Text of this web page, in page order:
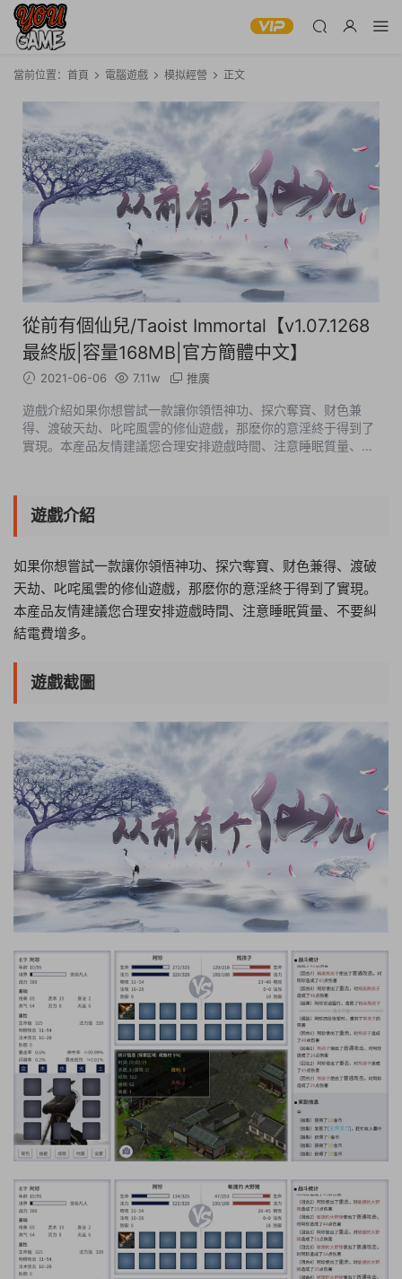
當前位置： 首頁 電腦遊戲 模拟經營 正文
從前有個仙兒/Taoist Immortal【v1.07.1268
最終版|容量168MB|官方簡體中文】
2021-06-06 7.11w 推廣
遊戲介紹如果你想嘗試一款讓你領悟神功、探穴奪寶、财色兼
得、渡破天劫、叱咤風雲的修仙遊戲，那麽你的意淫終于得到了
實現。本産品友情建議您合理安排遊戲時間、注意睡眠質量、不
遊戲介紹
如果你想嘗試一款讓你領悟神功、探穴奪寶、财色兼得、渡破
天劫、叱咤風雲的修仙遊戲，那麽你的意淫終于得到了實現。
本産品友情建議您合理安排遊戲時間、注意睡眠質量、不要糾
結電費增多。
遊戲截圖